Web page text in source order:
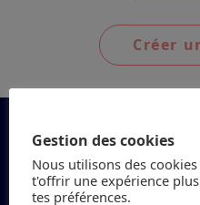
Créer
Gestion des cookies
Nous utilisons des
t'offrir une expérience
tes préférences.